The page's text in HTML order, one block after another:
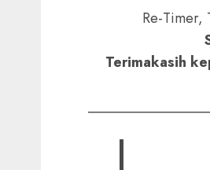
Re-
Terimakasih